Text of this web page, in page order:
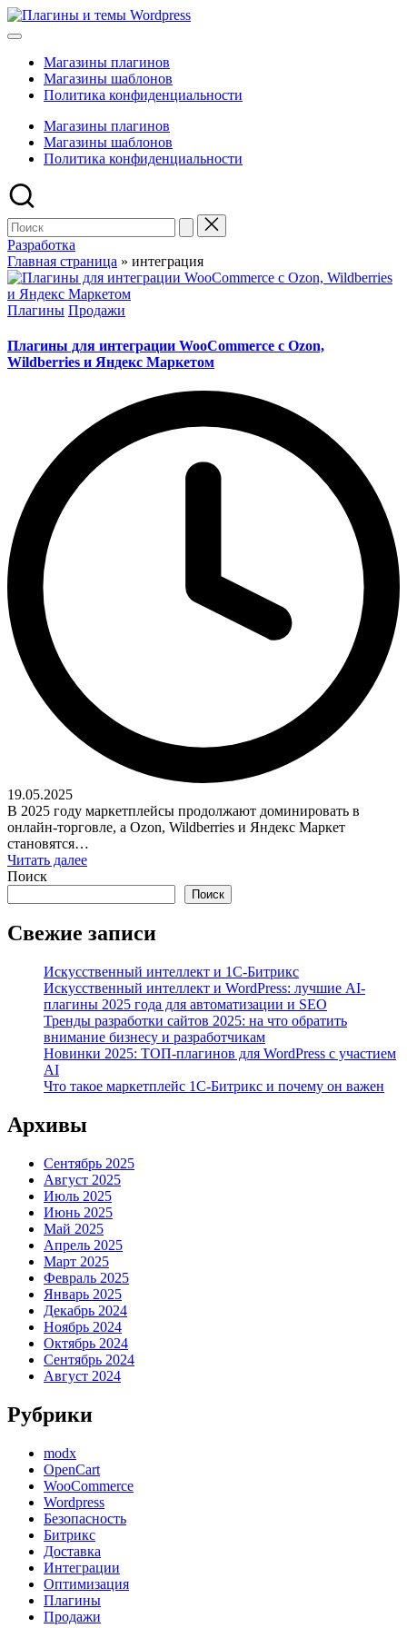
Перейти
к
Плагины
Обзоры
лучшие
плагины
Wordpress
Магазины плагинов
Магазины шаблонов
Политика конфиденциальности
Магазины плагинов
Магазины шаблонов
Политика конфиденциальности
Поиск
для:
Разработка
Главная страница » интеграция
Опубликовано
Плагины Продажи
Плагины для интеграции WooCommerce с Ozon,
Wildberries и Яндекс Маркетом
19.05.2025
В 2025 году маркетплейсы продолжают доминировать в
онлайн-торговле, а Ozon, Wildberries и Яндекс Маркет
становятся…
Читать далее
Поиск
Поиск
Свежие записи
Искусственный интеллект и 1С-Битрикс
Искусственный интеллект и WordPress: лучшие AI-
плагины 2025 года для автоматизации и SEO
Тренды разработки сайтов 2025: на что обратить
внимание бизнесу и разработчикам
Новинки 2025: ТОП‑плагинов для WordPress с участием
AI
Что такое маркетплейс 1С‑Битрикс и почему он важен
Архивы
Сентябрь 2025
Август 2025
Июль 2025
Июнь 2025
Май 2025
Апрель 2025
Март 2025
Февраль 2025
Январь 2025
Декабрь 2024
Ноябрь 2024
Октябрь 2024
Сентябрь 2024
Август 2024
Рубрики
modx
OpenCart
WooCommerce
Wordpress
Безопасность
Битрикс
Доставка
Интеграции
Оптимизация
Плагины
Продажи